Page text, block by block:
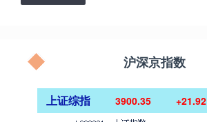
沪深京指数
上证综指 3900.35 +21.92